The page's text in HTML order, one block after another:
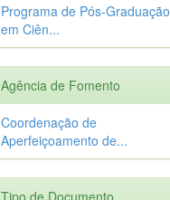
Programa de Pós-Graduação
em Ciên...
Agência de Fomento
Coordenação de
Aperfeiçoamento de...
Tipo de Documento